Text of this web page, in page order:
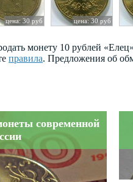
цена: 30 руб цена: 30 руб
монету 10 рублей
правила. Предложения об
современной